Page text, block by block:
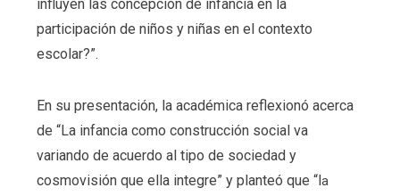
influyen las concepción de infancia en la
participación de niños y niñas en el contexto
escolar?”.
En su presentación, la académica reflexionó acerca
de “La infancia como construcción social va
variando de acuerdo al tipo de sociedad y
cosmovisión que ella integre” y planteó que “la